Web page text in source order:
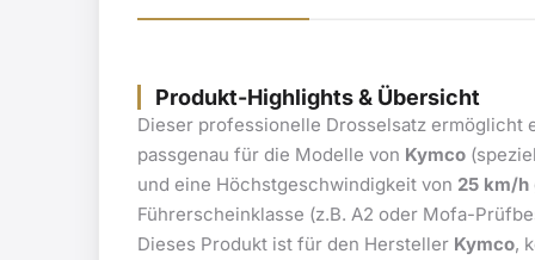
Produkt-Highlights & Übersicht
Dieser professionelle Drosselsatz ermöglicht
passgenau für die Modelle von Kymco
und eine Höchstgeschwindigkeit von 25 km/h
Führerscheinklasse (z.B. A2 oder Mofa-
Dieses Produkt ist für den Hersteller Kymco,